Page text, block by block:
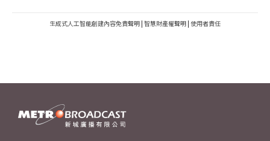
生成式人工智能創建內容免責聲明 | 智慧財產權聲明 | 使用者責任